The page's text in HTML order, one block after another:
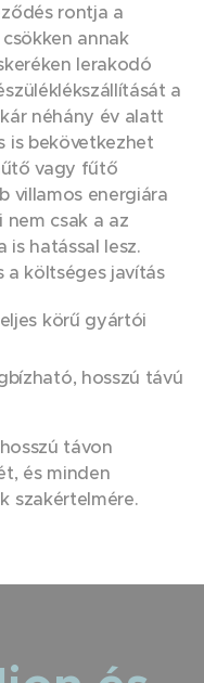
rontja a
annak
lerakodó
a
néhány év alatt
is bekövetkezhet
vagy fűtő
villamos energiára
nem csak a az
is hatással lesz.
a költséges javítás
körű gyártói
hosszú távú
távon
és minden
szakértelmére.